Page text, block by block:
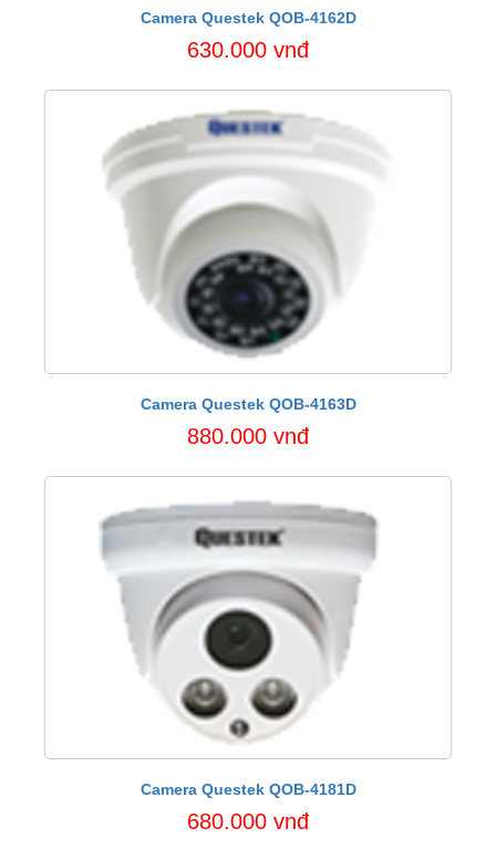
Camera Questek QOB-4162D
630.000 vnđ
Camera Questek QOB-4163D
880.000 vnđ
Camera Questek QOB-4181D
680.000 vnđ